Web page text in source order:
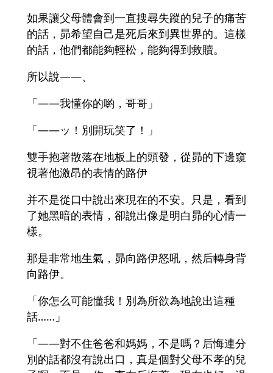
如果讓父母體會到一直搜尋失蹤的兒子的痛苦
的話，昴希望自己是死后來到異世界的。這樣
的話，他們都能夠輕松，能夠得到救贖。
所以說――、
「――我懂你的喲，哥哥」
「――ッ！別開玩笑了！」
雙手抱著散落在地板上的頭發，從昴的下邊窺
視著他激昂的表情的路伊
并不是從口中說出來現在的不安。只是，看到
了她黑暗的表情，卻說出像是明白昴的心情一
樣。
那是非常地生氣，昴向路伊怒吼，然后轉身背
向路伊。
「你怎么可能懂我！別為所欲為地說出這種
話……」
「――對不住爸爸和媽媽，不是嗎？后悔連分
別的話都沒有說出口，真是個對父母不孝的兒